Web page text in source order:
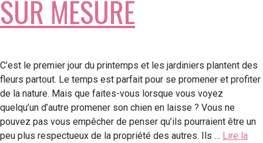
SUR MESURE
C’est le premier jour du printemps et les jardiniers plantent des
fleurs partout. Le temps est parfait pour se promener et profiter
de la nature. Mais que faites-vous lorsque vous voyez
quelqu’un d’autre promener son chien en laisse ? Vous ne
pouvez pas vous empêcher de penser qu’ils pourraient être un
peu plus respectueux de la propriété des autres. Ils … Lire la